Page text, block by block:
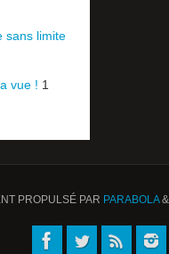
sans limite
vue ! 1
PROPULSÉ PAR PARABOLA&